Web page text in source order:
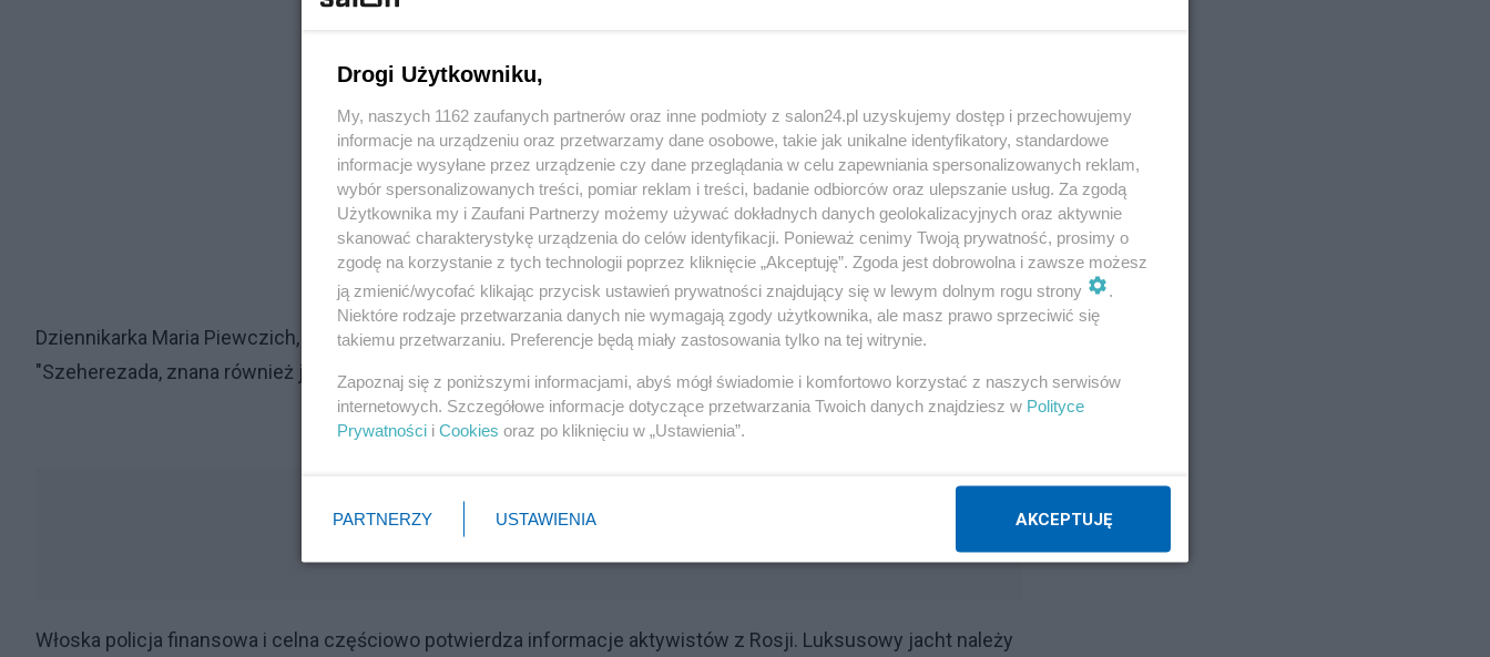
Dziennikarka Maria Piewczich, która była zaangażowana we wspomniane śledztwo, napisała na Twitterze:
"Szeherezada, znana również jako tajny superjacht Putina, została właśnie aresztowana we Włoszech".
Reklama
Włoska policja finansowa i celna częściowo potwierdza informacje aktywistów z Rosji. Luksusowy jacht należy
Drogi Użytkowniku,
My, naszych 1162 zaufanych partnerów oraz inne podmioty z salon24.pl uzyskujemy dostęp i przechowujemy
informacje na urządzeniu oraz przetwarzamy dane osobowe, takie jak unikalne identyfikatory, standardowe
informacje wysyłane przez urządzenie czy dane przeglądania w celu zapewniania spersonalizowanych reklam,
wybór spersonalizowanych treści, pomiar reklam i treści, badanie odbiorców oraz ulepszanie usług. Za zgodą
Użytkownika my i Zaufani Partnerzy możemy używać dokładnych danych geolokalizacyjnych oraz aktywnie
skanować charakterystykę urządzenia do celów identyfikacji. Ponieważ cenimy Twoją prywatność, prosimy o
zgodę na korzystanie z tych technologii poprzez kliknięcie „Akceptuję”. Zgoda jest dobrowolna i zawsze możesz
ją zmienić/wycofać klikając przycisk ustawień prywatności znajdujący się w lewym dolnym rogu strony
.
Niektóre rodzaje przetwarzania danych nie wymagają zgody użytkownika, ale masz prawo sprzeciwić się
takiemu przetwarzaniu. Preferencje będą miały zastosowania tylko na tej witrynie.
Zapoznaj się z poniższymi informacjami, abyś mógł świadomie i komfortowo korzystać z naszych serwisów
internetowych. Szczegółowe informacje dotyczące przetwarzania Twoich danych znajdziesz w Polityce
Prywatności i Cookies oraz po kliknięciu w „Ustawienia”.
PARTNERZY USTAWIENIA AKCEPTUJĘ